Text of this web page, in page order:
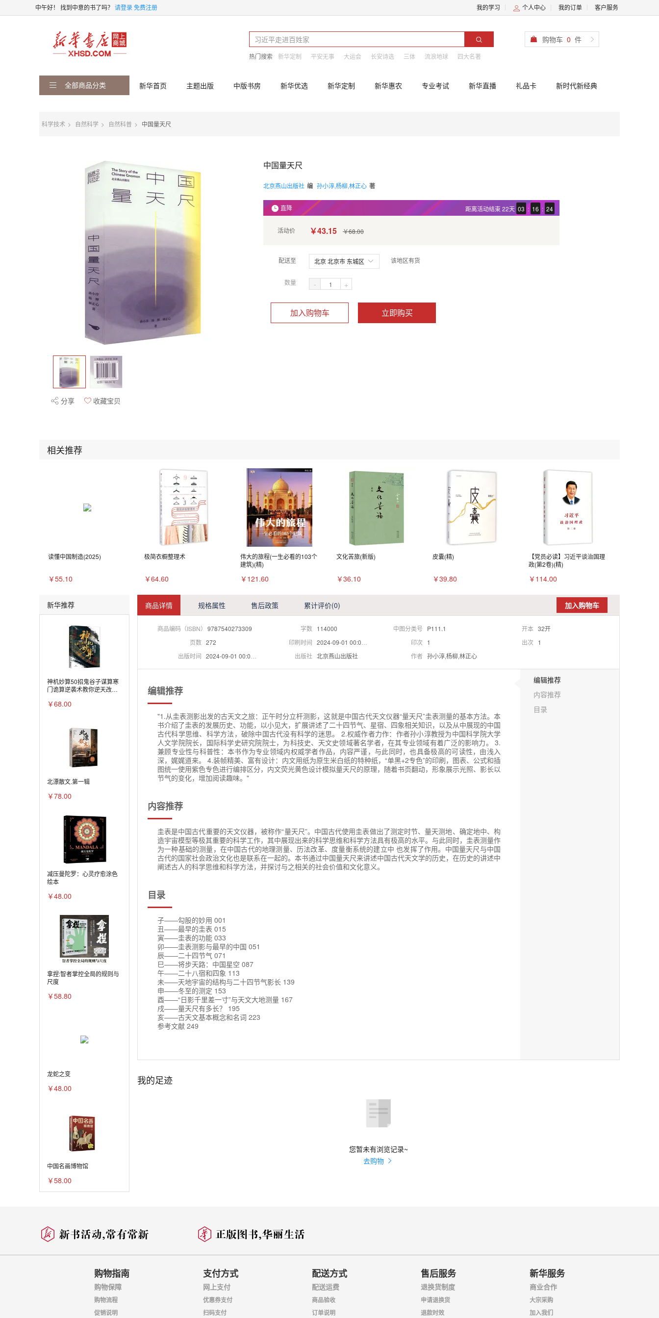
中午好！ 找到中意的书了吗？ 请登录免费注册 我的学习 个人中心 我的订单 客户服务
热门搜索 新华定制 平安无事 大运会 长安诗选 三体 流浪地球 四大名著
购物车 0 件
全部商品分类 新华首页 主题出版 中版书房 新华优选 新华定制 新华惠农 专业考试 新华直播 礼品卡 新时代新经典
科学技术 自然科学 自然科普 中国量天尺
分享 收藏宝贝
中国量天尺
北京燕山出版社 编 孙小淳,杨柳,林正心 著
直降 距离活动结束 22天 03 : 16 : 24
活动价 ￥43.15 ￥68.00
配送至 北京 北京市 东城区 该地区有货
数量 - +
加入购物车 立即购买
相关推荐
读懂中国制造(2025)
￥55.10
极简衣橱整理术
￥64.60
伟大的旅程(一生必看的103个
建筑)(精)
￥121.60
文化苦旅(新版)
￥36.10
皮囊(精)
￥39.80
【党员必读】习近平谈治国理
政(第2卷)(精)
￥114.00
新华推荐
神机妙算50招鬼谷子谋算寒
门诡算逆袭术教你逆天改命
￥68.00
北漂散文.第一辑
￥78.00
减压曼陀罗：心灵疗愈涂色
绘本
￥48.00
拿捏:智者掌控全局的规则与
尺度
￥58.80
龙蛇之变
￥48.00
中国名画博物馆
￥58.00
商品详情 规格属性 售后政策 累计评价(0) 加入购物车
商品编码（ISBN） 9787540273309 字数 114000 中图分类号 P111.1 开本 32开
页数 272 印刷时间 2024-09-01 00:00:00 印次 1 出次
1
出版时间 2024-09-01 00:00:00 出版社 北京燕山出版社 作者 孙小淳,杨柳,林正心
编辑推荐
"1.从圭表测影出发的古天文之旅：正午时分立杆测影，这就是中国古代天文仪器“量天尺”圭表测量的基本方法。本
书介绍了圭表的发展历史、功能，以小见大，扩展讲述了二十四节气、星宿、四象相关知识，以及从中展现的中国
古代科学思维、科学方法，破除中国古代没有科学的迷思。 2.权威作者力作：作者孙小淳教授为中国科学院大学
人文学院院长，国际科学史研究院院士，为科技史、天文史领域著名学者，在其专业领域有着广泛的影响力。 3.
兼顾专业性与科普性：本书作为专业领域内权威学者作品，内容严谨，与此同时，也具备极高的可读性，由浅入
深，娓娓道来。 4.装帧精美、富有设计：内文用纸为原生米白纸的特种纸，“单黑+2专色”的印刷，图表、公式和插
图统一使用紫色专色进行编排区分，内文荧光黄色设计模拟量天尺的原理，随着书页翻动，形象展示光照、影长以
节气的变化，增加阅读趣味。"
内容推荐
圭表是中国古代重要的天文仪器，被称作“量天尺”。中国古代使用圭表做出了测定时节、量天测地、确定地中、构
造宇宙模型等极其重要的科学工作，其中展现出来的科学思维和科学方法具有极高的水平。与此同时，圭表测量作
为一种基础的测量，在中国古代的地理测量、历法改革、度量衡系统的建立中 也发挥了作用。中国量天尺与中国
古代的国家社会政治文化也是联系在一起的。本书通过中国量天尺来讲述中国古代天文学的历史，在历史的讲述中
阐述古人的科学思维和科学方法，并探讨与之相关的社会价值和文化意义。
目录
子——勾股的妙用 001
丑——最早的圭表 015
寅——圭表的功能 033
卯——圭表测影与最早的中国 051
辰——二十四节气 071
巳——将步天路：中国星空 087
午——二十八宿和四象 113
未——天地宇宙的结构与二十四节气影长 139
申——冬至的测定 153
酉——“日影千里差一寸”与天文大地测量 167
戌——量天尺有多长？ 195
亥——古天文基本概念和名词 223
参考文献 249
编辑推荐
内容推荐
目录
我的足迹
您暂未有浏览记录~
去购物
购物指南
购物保障
购物流程
促销说明
支付方式
网上支付
优惠券支付
扫码支付
配送方式
配送运费
商品验收
订单说明
售后服务
退换货制度
申请退换货
退款时效
新华服务
商业合作
大宗采购
加入我们